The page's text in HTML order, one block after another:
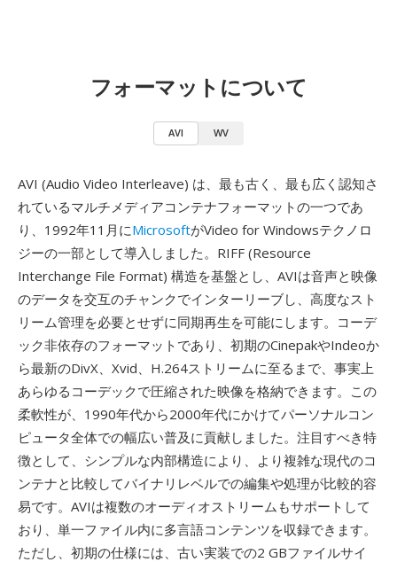
フォーマットについて
AVI WV
AVI (Audio Video Interleave) は、最も古く、最も広く認知さ
れているマルチメディアコンテナフォーマットの一つであ
り、1992年11月にMicrosoftがVideo for Windowsテクノロ
ジーの一部として導入しました。RIFF (Resource
Interchange File Format) 構造を基盤とし、AVIは音声と映像
のデータを交互のチャンクでインターリーブし、高度なスト
リーム管理を必要とせずに同期再生を可能にします。コーデ
ック非依存のフォーマットであり、初期のCinepakやIndeoか
ら最新のDivX、Xvid、H.264ストリームに至るまで、事実上
あらゆるコーデックで圧縮された映像を格納できます。この
柔軟性が、1990年代から2000年代にかけてパーソナルコン
ピュータ全体での幅広い普及に貢献しました。注目すべき特
徴として、シンプルな内部構造により、より複雑な現代のコ
ンテナと比較してバイナリレベルでの編集や処理が比較的容
易です。AVIは複数のオーディオストリームもサポートして
おり、単一ファイル内に多言語コンテンツを収録できます。
ただし、初期の仕様には、古い実装での2 GBファイルサイ